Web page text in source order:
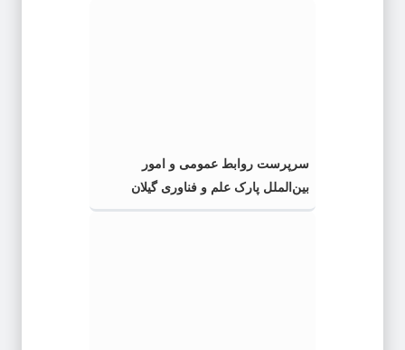
سرپرست روابط عمومی و امور
بین‌الملل پارک علم و فناوری گیلان
منصوب شد